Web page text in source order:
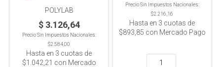
POLYLAB
$ 3.126,64
Precio Sin Impuestos Nacionales:
$2.584,00
Hasta en 3 cuotas de
$1.042,21 con Mercado
Precio Sin Impuestos Nacionales:
$2.216,16
Hasta en 3 cuotas de
$893,85 con Mercado Pago